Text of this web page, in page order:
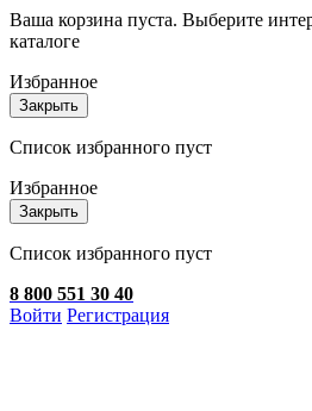
Ваша корзина пуста. Выберите
каталоге
Избранное
Закрыть
Список избранного пуст
Избранное
Закрыть
Список избранного пуст
8 800 551 30 40
Войти Регистрация